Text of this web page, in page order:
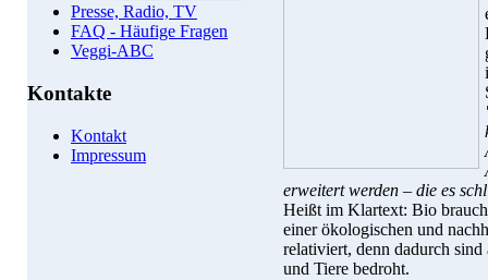
Presse, Radio, TV
FAQ - Häufige Fragen
Veggi-ABC
Kontakte
Kontakt
Impressum
erweitert werden – die es
Heißt im Klartext: Bio
einer ökologischen und
relativiert, denn dadurch
und Tiere bedroht.